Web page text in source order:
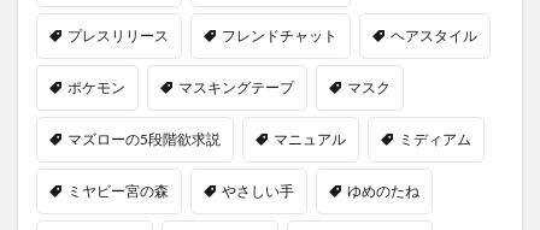
プレスリリース フレンドチャット ヘアスタイル
ポケモン マスキングテープ マスク
マズローの5段階欲求説 マニュアル ミディアム
ミヤビー宮の森 やさしい手 ゆめのたね